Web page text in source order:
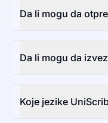
Da li mogu da
Da li mogu da
Koje jezike